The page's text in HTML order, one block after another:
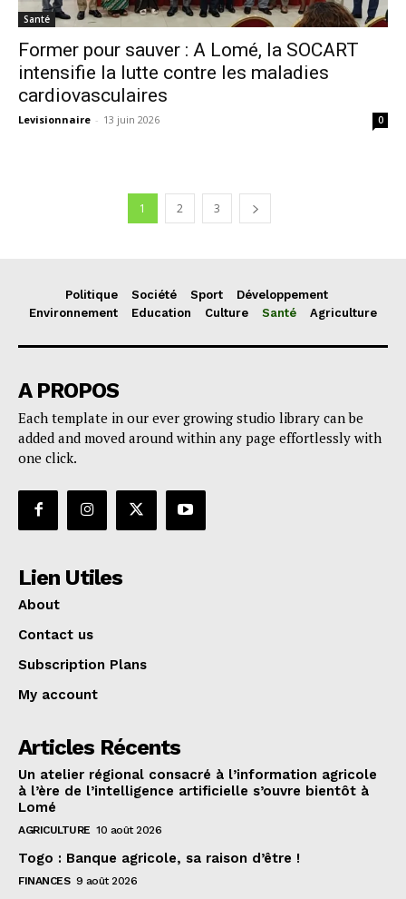
Santé
Former pour sauver : A Lomé, la SOCART
intensifie la lutte contre les maladies
cardiovasculaires
Levisionnaire - 13 juin 2026 0
1 2 3
Politique Société Sport
Développement
Environnement
Education Culture Santé Agriculture
A PROPOS
Each template in our ever growing studio library can be
added and moved around within any page effortlessly with
one click.
Lien Utiles
About
Contact us
Subscription Plans
My account
Articles Récents
Un atelier régional consacré à l’information agricole
à l’ère de l’intelligence artificielle s’ouvre bientôt à
Lomé
AGRICULTURE 10 août 2026
Togo : Banque agricole, sa raison d’être !
FINANCES 9 août 2026